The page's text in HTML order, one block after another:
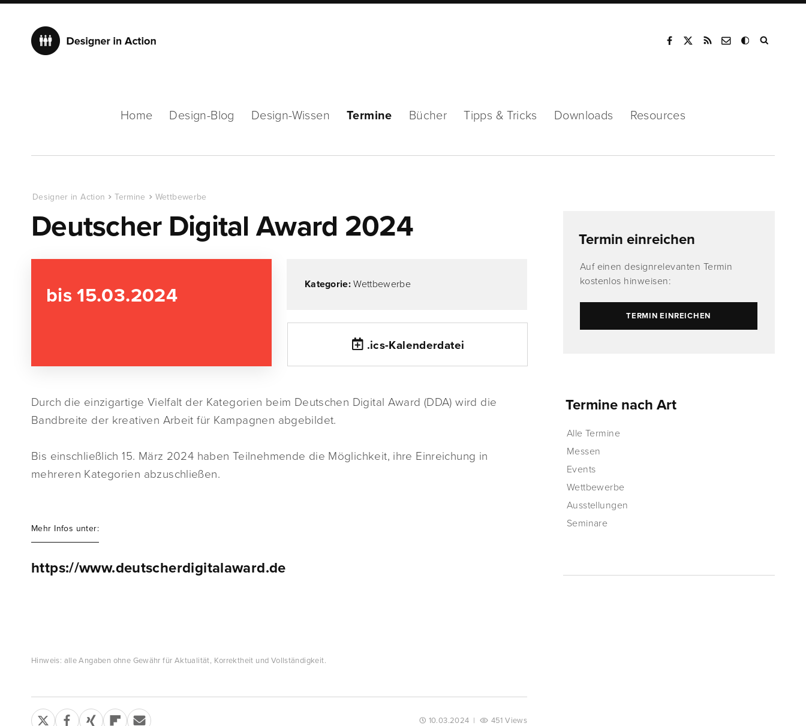
Home Design-Blog Design-Wissen Termine Bücher Tipps & Tricks Downloads Resources
Designer in Action Termine Wettbewerbe
Deutscher Digital Award 2024
bis 15.03.2024 Kategorie:Wettbewerbe
.ics-Kalenderdatei
Durch die einzigartige Vielfalt der Kategorien beim Deutschen Digital Award (DDA) wird die
Bandbreite der kreativen Arbeit für Kampagnen abgebildet.
Bis einschließlich 15. März 2024 haben Teilnehmende die Möglichkeit, ihre Einreichung in
mehreren Kategorien abzuschließen.
Mehr Infos unter:
https://www.deutscherdigitalaward.de
Hinweis: alle Angaben ohne Gewähr für Aktualität, Korrektheit und Vollständigkeit.
10.03.2024 | 451 Views
Termin einreichen
Auf einen designrelevanten Termin
kostenlos hinweisen:
TERMIN EINREICHEN
Termine nach Art
Alle Termine
Messen
Events
Wettbewerbe
Ausstellungen
Seminare